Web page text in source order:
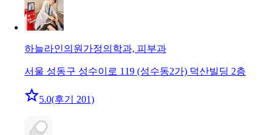
하늘라인의원 가정의학과, 피부과
서울 성동구 성수이로 119 (성수동2가) 덕산빌딩 2층
5.0(후기 201)